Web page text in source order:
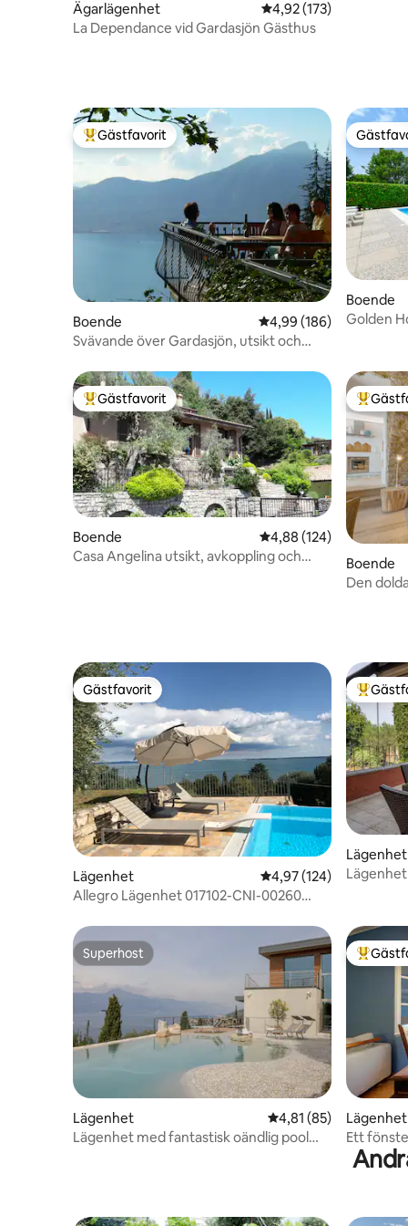
Ägarlägenhet 4,92 av 5 i
4,92 (173)
La Dependance vid Gardasjön Gästhus
Populär gästfavorit
Gästfavorit
Boende 4,99 av 5 i
4,99 (186)
Svävande över Gardasjön, utsikt och
Boende
Golden
Populär gästfavorit
Gästfavorit
Boende 4,88 av 5 i
4,88 (124)
Casa Angelina utsikt, avkoppling och
Boende
Den
Gästfavorit
Gästfavorit
Lägenhet 4,97 av 5 i
4,97 (124)
Allegro Lägenhet 017102-CNI-00260
Lägenhet
Lägenhet
Superhost
Superhost
Lägenhet 4,81 av 5 i
4,81 (85)
Lägenhet med fantastisk oändlig pool
Lägenhet
Ett